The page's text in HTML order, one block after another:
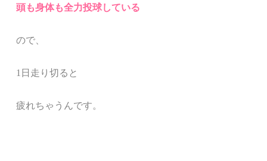
頭も身体も全力投球している
ので、
1日走り切ると
疲れちゃうんです。